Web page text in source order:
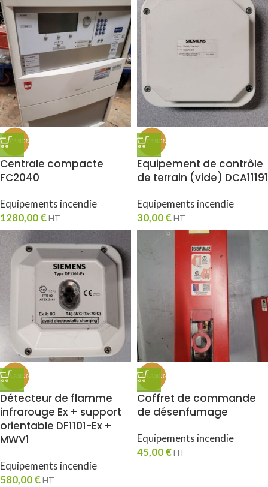
Centrale compacte
FC2040
Equipements incendie
1280,00€HT
Equipement de contrôle
de terrain (vide) DCA11191
Equipements incendie
30,00€HT
Détecteur de flamme
infrarouge Ex + support
orientable DF1101-Ex +
MWV1
Equipements incendie
580,00€HT
Coffret de commande
de désenfumage
Equipements incendie
45,00€HT